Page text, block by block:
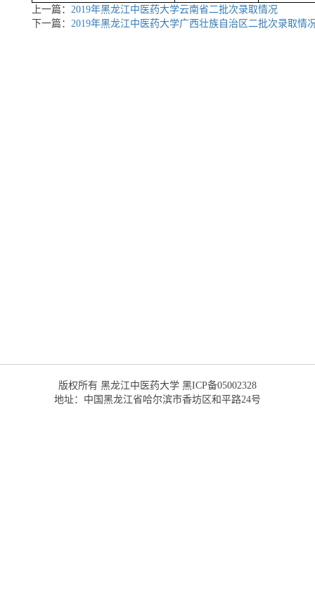
上一篇： 2019年黑龙江中医药大学云南省二批次录取情况
下一篇： 2019年黑龙江中医药大学广西壮族自治区二批次录取情
版权所有 黑龙江中医药大学 黑ICP备05002328
地址：中国黑龙江省哈尔滨市香坊区和平路24号